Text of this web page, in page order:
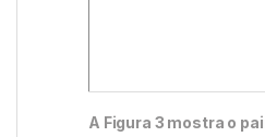
A Figura 3 mostra o